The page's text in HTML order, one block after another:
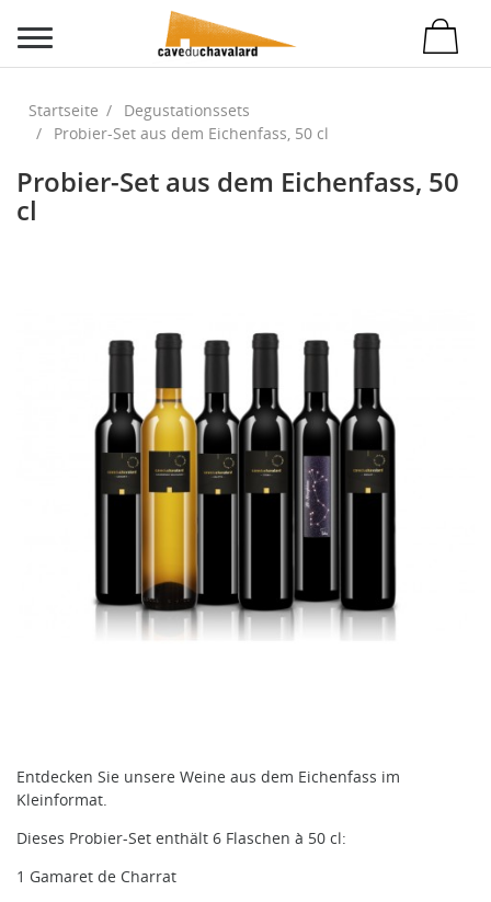
Startseite
Degustationssets
Probier-Set aus dem Eichenfass, 50 cl
Probier-Set aus dem Eichenfass, 50
cl
Entdecken Sie unsere Weine aus dem Eichenfass im
Kleinformat.
Dieses Probier-Set enthält 6 Flaschen à 50 cl:
1 Gamaret de Charrat